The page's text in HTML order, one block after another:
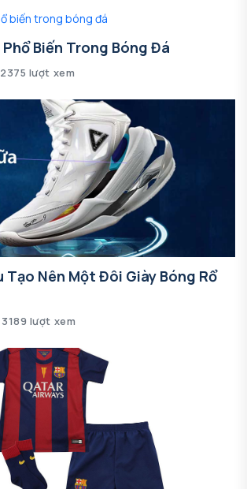
Biến Trong Bóng Đá
2375 lượt xem
Tạo Nên Một Đôi Giày Bóng Rổ
3189 lượt xem